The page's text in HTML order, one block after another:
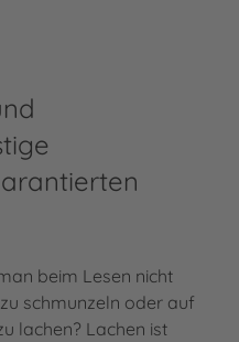
beim Lesen nicht
schmunzeln oder auf
lachen? Lachen ist